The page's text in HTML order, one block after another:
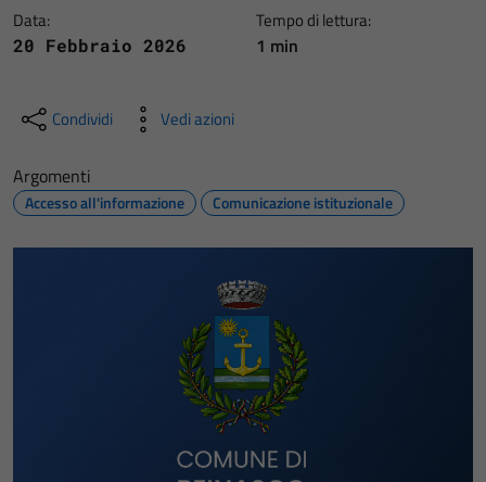
Data:
20 Febbraio 2026
Tempo di lettura:
1 min
Condividi Vedi azioni
Argomenti
Accesso all'informazione Comunicazione istituzionale